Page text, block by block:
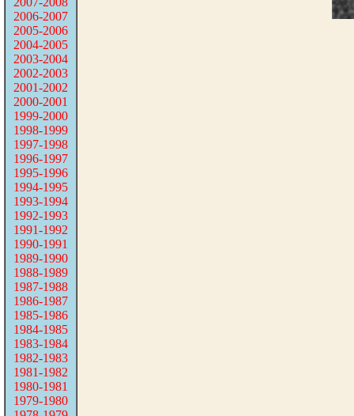
2006-2007
2005-2006
2004-2005
2003-2004
2002-2003
2001-2002
2000-2001
1999-2000
1998-1999
1997-1998
1996-1997
1995-1996
1994-1995
1993-1994
1992-1993
1991-1992
1990-1991
1989-1990
1988-1989
1987-1988
1986-1987
1985-1986
1984-1985
1983-1984
1982-1983
1981-1982
1980-1981
1979-1980